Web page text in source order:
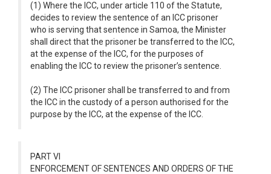
(1) Where the ICC, under article 110 of the Statute,
decides to review the sentence of an ICC prisoner
who is serving that sentence in Samoa, the Minister
shall direct that the prisoner be transferred to the ICC,
at the expense of the ICC, for the purposes of
enabling the ICC to review the prisoner’s sentence.
(2) The ICC prisoner shall be transferred to and from
the ICC in the custody of a person authorised for the
purpose by the ICC, at the expense of the ICC.
PART VI
ENFORCEMENT OF SENTENCES AND ORDERS OF THE